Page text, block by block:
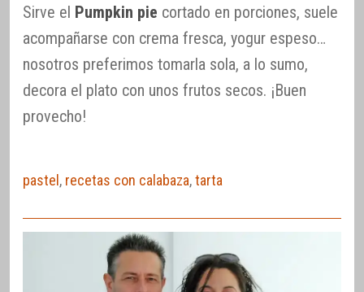
Sirve el Pumpkin pie cortado en porciones, suele
acompañarse con crema fresca, yogur espeso…
nosotros preferimos tomarla sola, a lo sumo,
decora el plato con unos frutos secos. ¡Buen
provecho!
pastel, recetas con calabaza,tarta